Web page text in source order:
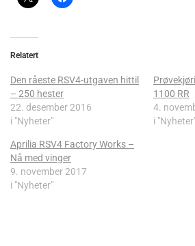
Relatert
Den råeste RSV4-utgaven hittil
– 250 hester
22. desember 2016
i "Nyheter"
1100 RR
4.
i
Aprilia RSV4 Factory Works –
Nå med vinger
9. november 2017
i "Nyheter"